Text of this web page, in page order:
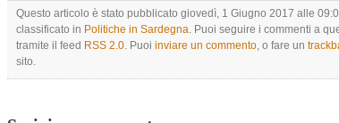
Questo articolo è stato pubblicato giovedì, 1 Giugno 2017 alle
classificato in Politiche in Sardegna. Puoi seguire i commenti a
tramite il feed RSS 2.0. Puoi inviare un commento, o fare un
sito.